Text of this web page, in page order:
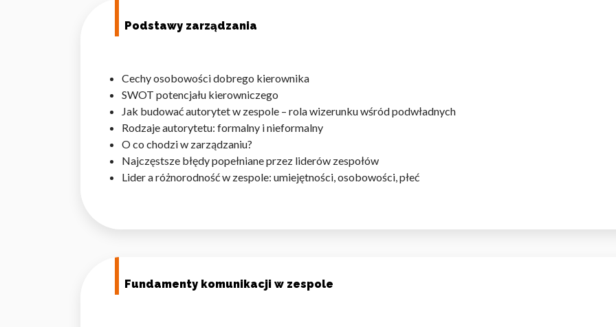
Podstawy zarządzania
Cechy osobowości dobrego kierownika
SWOT potencjału kierowniczego
Jak budować autorytet w zespole – rola wizerunku wśród podwładnych
Rodzaje autorytetu: formalny i nieformalny
O co chodzi w zarządzaniu?
Najczęstsze błędy popełniane przez liderów zespołów
Lider a różnorodność w zespole: umiejętności, osobowości, płeć
Fundamenty komunikacji w zespole